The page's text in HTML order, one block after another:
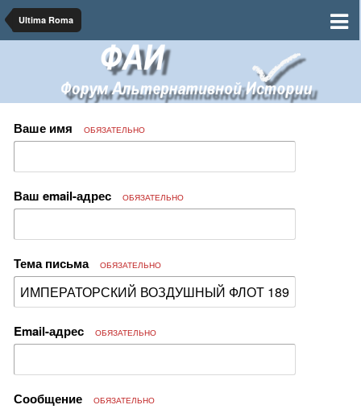
Ultima Roma
Ваше имя ОБЯЗАТЕЛЬНО
Ваш email-адрес ОБЯЗАТЕЛЬНО
Тема письма ОБЯЗАТЕЛЬНО
Email-адрес ОБЯЗАТЕЛЬНО
Сообщение ОБЯЗАТЕЛЬНО